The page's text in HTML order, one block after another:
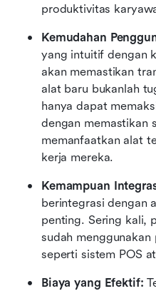
produktivitas
Kemudahan
yang intuitif dengan
akan memastikan
alat baru bukanlah
hanya dapat
dengan memastikan
memanfaatkan alat
kerja mereka.
Kemampuan
berintegrasi dengan
penting. Sering kali,
sudah
seperti sistem POS
Biaya yang Efektif: